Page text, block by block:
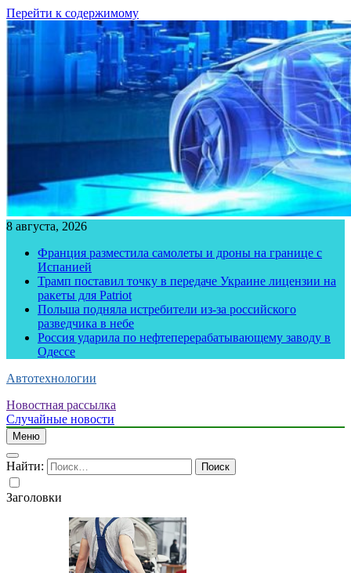
Перейти к содержимому
8 августа, 2026
Франция разместила самолеты и дроны на границе с
Испанией
Трамп поставил точку в передаче Украине лицензии на
ракеты для Patriot
Польша подняла истребители из-за российского
разведчика в небе
Россия ударила по нефтеперерабатывающему заводу в
Одессе
Автотехнологии
Новостная рассылка
Случайные новости
Меню
Найти:
Заголовки